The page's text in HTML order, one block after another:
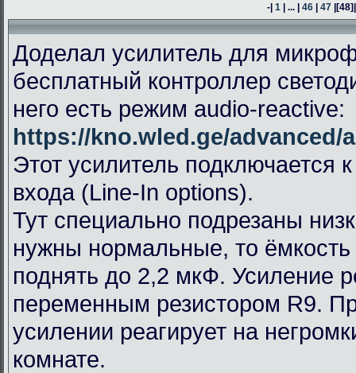
-| 1 | ... | 46 | 47 |[48]
Доделал усилитель для
бесплатный контроллер
него есть режим audio-reactive:
https://kno.wled.ge/advanced/
Этот усилитель подключается
входа (Line-In options).
Тут специально подрезаны
нужны нормальные, то
поднять до 2,2 мкФ. Усиление
переменным резистором R9.
усилении реагирует на
комнате.